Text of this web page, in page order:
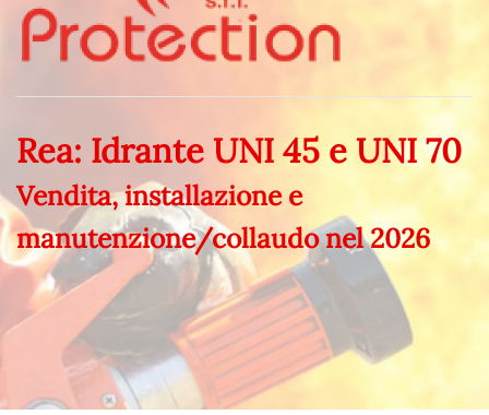
Rea: Idrante UNI 45 e UNI 70
Vendita, installazione e
manutenzione/collaudo nel2026